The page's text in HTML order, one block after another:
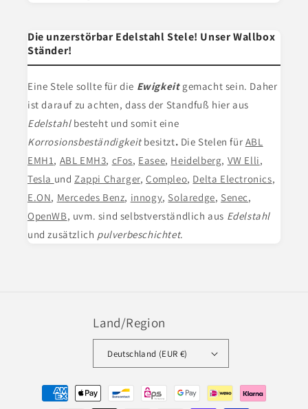
Die unzerstörbar Edelstahl Stele! Unser Wallbox
Ständer!
Eine Stele sollte für die Ewigkeit gemacht sein. Daher
ist darauf zu achten, dass der Standfuß hier aus
Edelstahlbesteht und somit eine
Korrosionsbeständigkeitbesitzt. Die Stelen für ABL
EMH1, ABL EMH3, cFos, Easee, Heidelberg, VW Elli,
Tesla undZappi Charger,Compleo, Delta Electronics,
E.ON, Mercedes Benz, innogy, Solaredge, Senec,
OpenWB, uvm. sind selbstverständlich aus Edelstahl
und zusätzlich pulverbeschichtet.
Land/Region
Deutschland (EUR €)
Zahlungsmethoden